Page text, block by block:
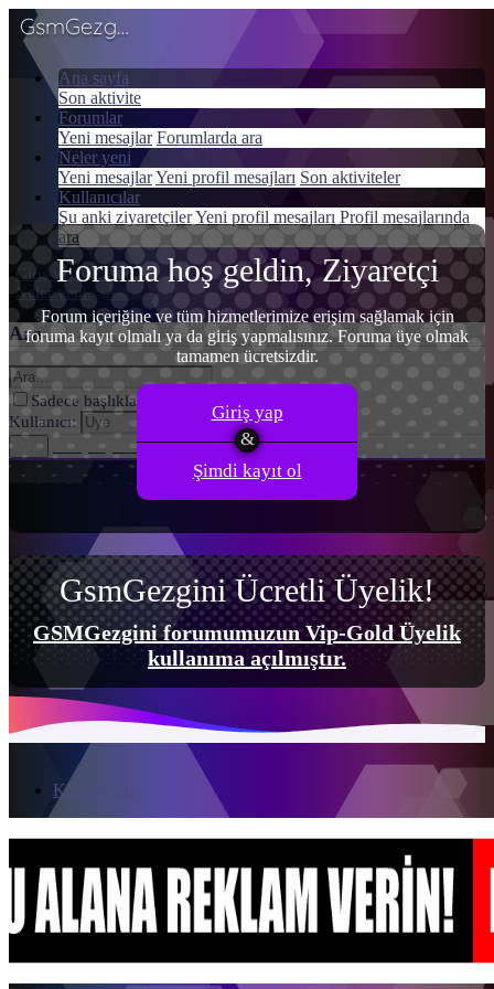
GsmGezgini
Ana sayfa
Son aktivite
Forumlar
Yeni mesajlar Forumlarda ara
Neler yeni
Yeni mesajlarYeni profil mesajları Son aktiviteler
Kullanıcılar
Şu anki ziyaretçilerYeni profil mesajları Profil mesajlarında
ara
Giriş yap
Kayıt ol
Neler yeni
Ara
Ara
Sadece başlıkları ara
Kullanıcı:
Ara Gelişmiş Arama…
Menü
Giriş yap
Kayıt ol
Foruma hoş geldin, Ziyaretçi
Forum içeriğine ve tüm hizmetlerimize erişim sağlamak için
foruma kayıt olmalı ya da giriş yapmalısınız. Foruma üye olmak
tamamen ücretsizdir.
Giriş yap
Şimdi kayıt ol
GsmGezgini Ücretli Üyelik!
GSMGezgini forumumuzun Vip-Gold Üyelik
kullanıma açılmıştır.
Kullanıcılar